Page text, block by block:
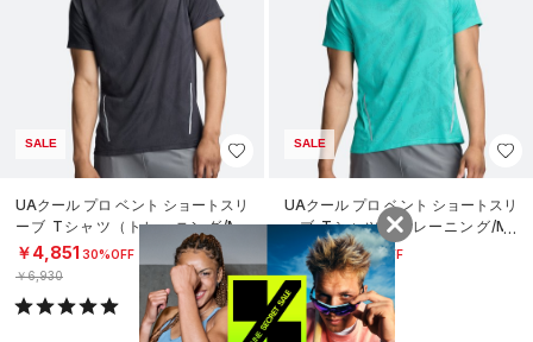
SALE
UAクール プロ ベント ショートスリ
ーブ Tシャツ（トレーニング/ME
N）
￥4,851 30%OFF
￥6,930
SALE
UAクール プロ ベント ショートスリ
ーブ Tシャツ（トレーニング/ME
N）
￥4,85130%OFF
￥6,930